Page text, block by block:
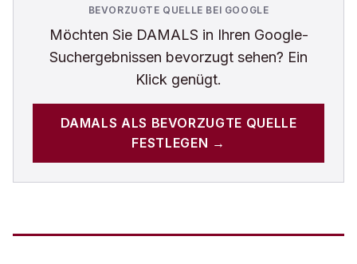
BEVORZUGTE QUELLE BEI GOOGLE
Möchten Sie DAMALS in Ihren Google-
Suchergebnissen bevorzugt sehen? Ein
Klick genügt.
DAMALS ALS BEVORZUGTE QUELLE
FESTLEGEN →